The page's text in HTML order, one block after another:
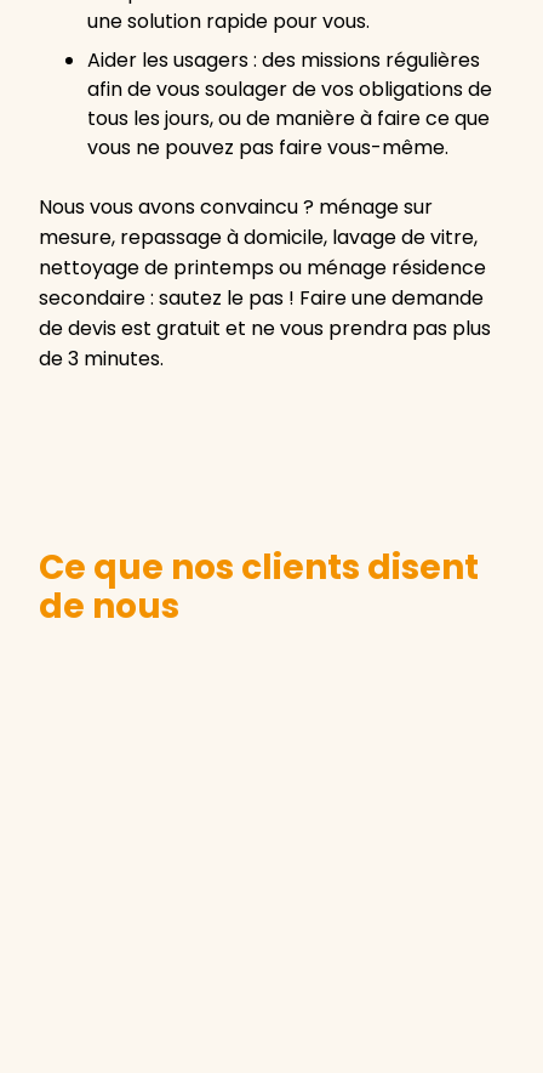
une solution rapide pour vous.
Aider les usagers : des missions régulières
afin de vous soulager de vos obligations de
tous les jours, ou de manière à faire ce que
vous ne pouvez pas faire vous-même.
Nous vous avons convaincu ? ménage sur
mesure, repassage à domicile, lavage de vitre,
nettoyage de printemps ou ménage résidence
secondaire : sautez le pas ! Faire une demande
de devis est gratuit et ne vous prendra pas plus
de 3 minutes.
Ce que nos clients disent
de nous